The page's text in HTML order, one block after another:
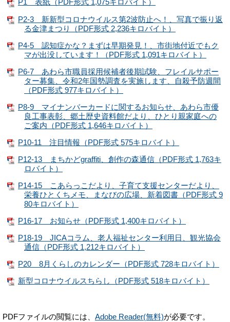
P1 表紙（PDF形式 1,075キロバイト）
P2-3 新新型コロナウイルス第2波防止へ！、写真で振り返
る金津まつり（PDF形式 2,236キロバイト）
P4-5 認知症かな？まずは早期発見！、市街地付近でもク
マが出没しています！（PDF形式 1,091キロバイト）
P6-7 あわら市職員採用候補者後期試験、フレイルサポー
ター募集、令和2年国勢調査を実施します、自殺予防週間
（PDF形式 977キロバイト）
P8-9 マイナンバーカードに関するお知らせ、あわら市優
良工事表彰、郷土歴史資料館だより、ひとり親家庭への
ご案内（PDF形式 1,646キロバイト）
P10-11 注目情報（PDF形式 575キロバイト）
P12-13 まちかどgraffiti、創作の森通信（PDF形式 1,763キ
ロバイト）
P14-15 こあらっこだより、子育て支援センターだより、
栄養ひとくちメモ、まなびの広場、新着図書（PDF形式 9
80キロバイト）
P16-17 お知らせ（PDF形式 1,400キロバイト）
P18-19 JICAコラム、老人福祉センター利用日、観光協会
通信（PDF形式 1,212キロバイト）
P20 8月くらしのカレンダー（PDF形式 728キロバイト）
新型コロナウイルスちらし（PDF形式 518キロバイト）
PDFファイルの閲覧には、 Adobe Reader(無料)が必要です。